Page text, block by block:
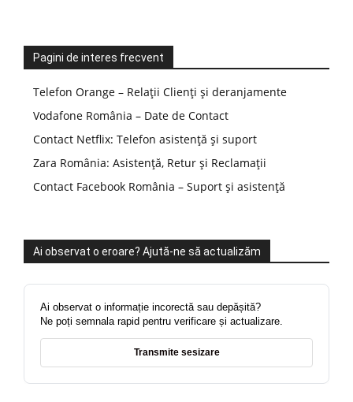
Pagini de interes frecvent
Telefon Orange – Relații Clienți și deranjamente
Vodafone România – Date de Contact
Contact Netflix: Telefon asistență și suport
Zara România: Asistență, Retur și Reclamații
Contact Facebook România – Suport și asistență
Ai observat o eroare? Ajută-ne să actualizăm
Ai observat o informație incorectă sau depășită?
Ne poți semnala rapid pentru verificare și actualizare.
Transmite sesizare